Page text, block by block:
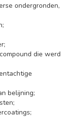
ondergronden,
die werd
belijning;